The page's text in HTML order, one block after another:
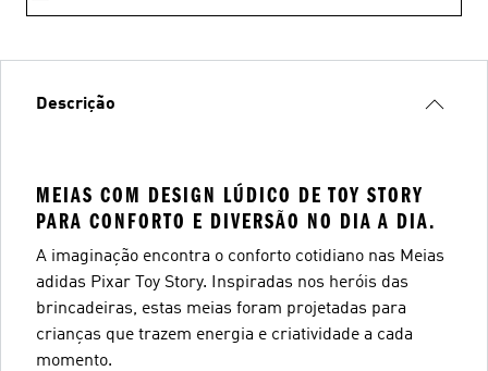
Descrição
MEIAS COM DESIGN LÚDICO DE TOY STORY
PARA CONFORTO E DIVERSÃO NO DIA A DIA.
A imaginação encontra o conforto cotidiano nas Meias
adidas Pixar Toy Story. Inspiradas nos heróis das
brincadeiras, estas meias foram projetadas para
crianças que trazem energia e criatividade a cada
momento.